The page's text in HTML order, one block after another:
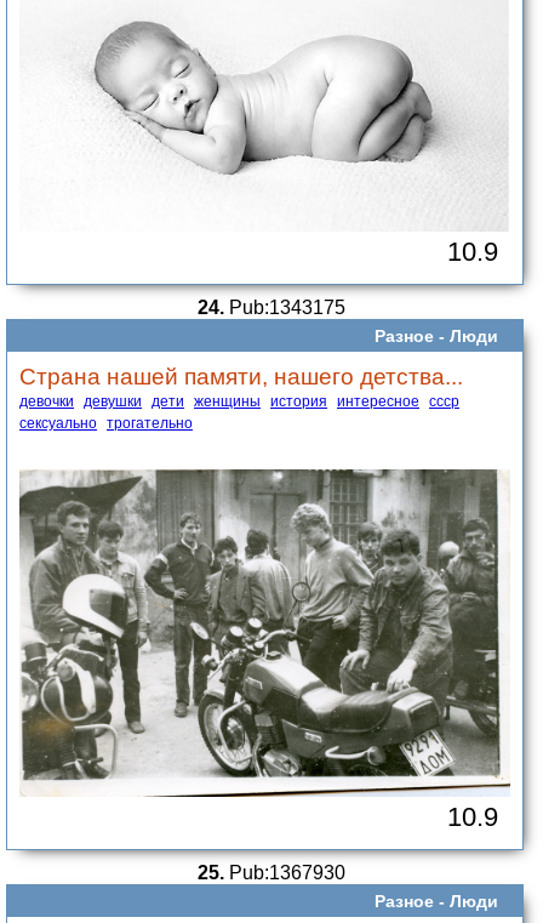
10.9
24. Pub:1343175
Разное - Люди
Страна нашей памяти, нашего детства...
девочки девушки дети женщины история интересное
ссср
сексуально трогательно
10.9
25. Pub:1367930
Разное - Люди